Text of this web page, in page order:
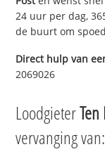
24 uur per dag,
de buurt om
Direct hulp van
2069026
LoodgieterTen
vervanging van: